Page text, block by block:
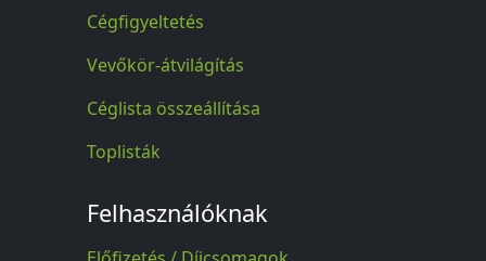
Cégfigyeltetés
Vevőkör-átvilágítás
Céglista összeállítása
Toplisták
Felhasználóknak